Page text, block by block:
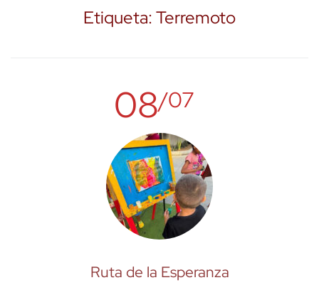
Etiqueta:Terremoto
08/07
Ruta de la Esperanza